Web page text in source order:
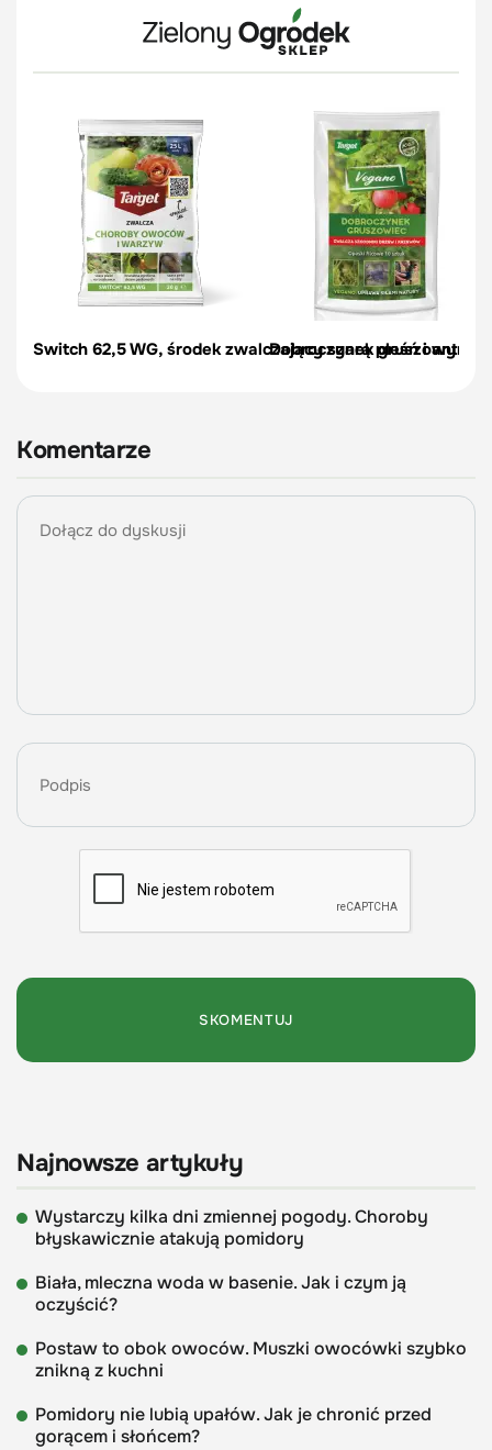
Switch 62,5 WG, środek zwalczający szarą pleśń i
Dobroczynek gruszowy -
Komentarze
Najnowsze artykuły
Wystarczy kilka dni zmiennej pogody. Choroby
błyskawicznie atakują pomidory
Biała, mleczna woda w basenie. Jak i czym ją
oczyścić?
Postaw to obok owoców. Muszki owocówki szybko
znikną z kuchni
Pomidory nie lubią upałów. Jak je chronić przed
gorącem i słońcem?